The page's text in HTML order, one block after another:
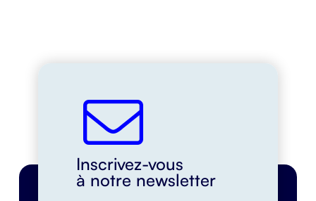
Inscrivez-vous
à notre newsletter